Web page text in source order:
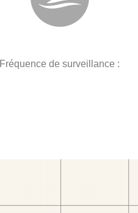
Fréquence de surveillance :